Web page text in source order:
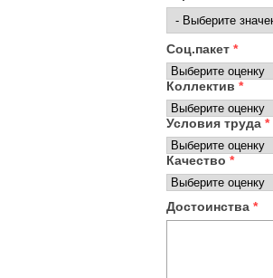
Соц.пакет *
Коллектив *
Условия труда *
Качество *
Достоинства *